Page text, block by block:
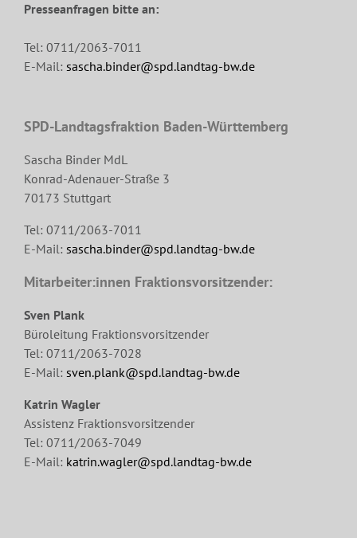
Presseanfragen bitte an:
Tel: 0711/2063-7011
E-Mail: sascha.binder@spd.landtag-bw.de
SPD-Landtagsfraktion Baden-Württemberg
Sascha Binder MdL
Konrad-Adenauer-Straße 3
70173 Stuttgart
Tel: 0711/2063-7011
E-Mail: sascha.binder@spd.landtag-bw.de
Mitarbeiter:innen Fraktionsvorsitzender:
Sven Plank
Büroleitung Fraktionsvorsitzender
Tel: 0711/2063-7028
E-Mail: sven.plank@spd.landtag-bw.de
Katrin Wagler
Assistenz Fraktionsvorsitzender
Tel: 0711/2063-7049
E-Mail: katrin.wagler@spd.landtag-bw.de